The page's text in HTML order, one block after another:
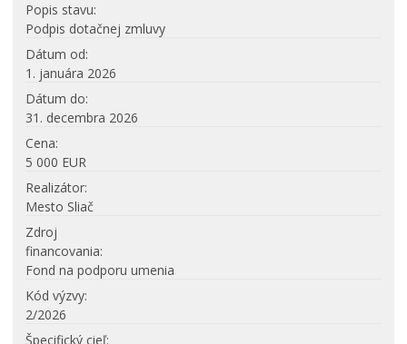
Popis stavu
Podpis dotačnej zmluvy
Dátum od
1. januára 2026
Dátum do
31. decembra 2026
Cena
5 000 EUR
Realizátor
Mesto Sliač
Zdroj
financovania
Fond na podporu umenia
Kód výzvy
2/2026
Špecifický cieľ